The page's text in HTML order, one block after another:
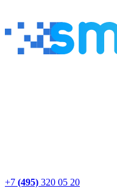
+7 (495) 320 05 20